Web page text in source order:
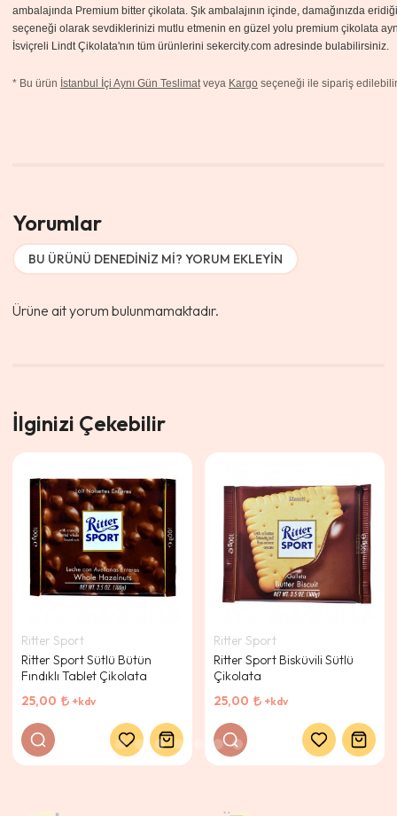
ambalajında Premium bitter çikolata. Şık ambalajının içinde, damağınızda
seçeneği olarak sevdiklerinizi mutlu etmenin en güzel yolu premium çikolata
İsviçreli Lindt Çikolata'nın tüm ürünlerini sekercity.com adresinde bulabilirsiniz.
* Bu ürün İstanbul İçi Aynı Gün Teslimatveya Kargo seçeneği ile sipariş
Yorumlar
BU ÜRÜNÜ DENEDINIZ MI? YORUM EKLEYIN
Ürüne ait yorum bulunmamaktadır.
İlginizi Çekebilir
Ritter Sport
Ritter Sport Sütlü Bütün
Fındıklı Tablet Çikolata
25,00
+kdv
Ritter Sport
Ritter Sport Bisküvili Sütlü
Çikolata
25,00
+kdv